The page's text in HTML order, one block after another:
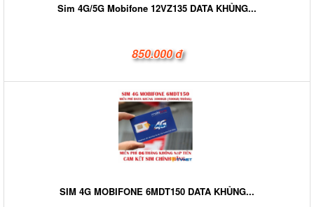
Sim 4G/5G Mobifone 12VZ135 DATA KHỦNG...
850.000 đ
SIM 4G MOBIFONE 6MDT150 DATA KHỦNG...